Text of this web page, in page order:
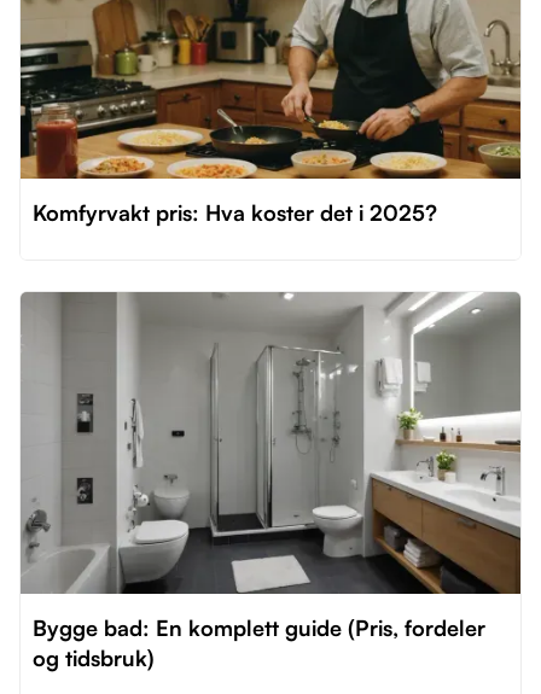
Komfyrvakt pris: Hva koster det i 2025?
Bygge bad: En komplett guide (Pris, fordeler
og tidsbruk)